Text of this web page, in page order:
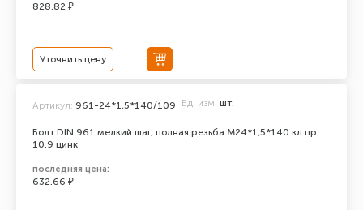
828.82 ₽
Уточнить цену
Болт DIN 961 мелкий шаг, полная резьба M24*1,5*140 кл.пр.
10.9 цинк
Артикул: 961-24*1,5*140/109 Ед. изм. шт.
последняя цена:
632.66 ₽